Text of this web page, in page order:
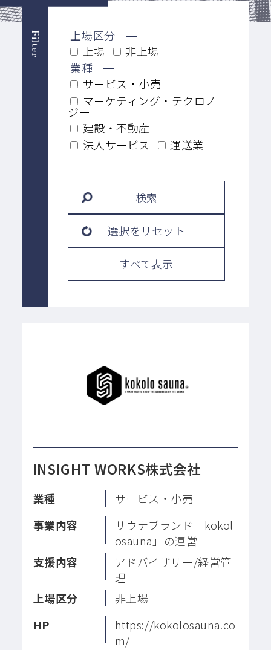
上場区分
上場
非上場
業種
サービス・小売
マーケティング・テクロノ
ジー
建設・不動産
法人サービス
運送業
検索
選択をリセット
すべて表示
Filter
INSIGHT WORKS株式会社
業種
サービス・小売
事業内容
サウナブランド「kokol
osauna」の運営
支援内容
アドバイザリー/経営管
理
上場区分
非上場
HP
https://kokolosauna.co
m/